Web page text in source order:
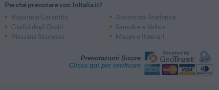
Perché prenotare con InItalia.it?
Risparmio Garantito
Assistenza Telefonica
Giudizi degli Ospiti
Semplice e Veloce
Massima Sicurezza
Mappe e Itinerari
Prenotazioni Sicure
Clicca qui per verificare